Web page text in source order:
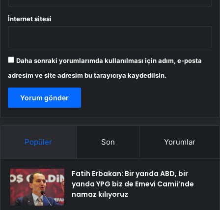
İnternet sitesi
Daha sonraki yorumlarımda kullanılması için adım, e-posta
adresim ve site adresim bu tarayıcıya kaydedilsin.
Popüler Son Yorumlar
Fatih Erbakan: Bir yanda ABD, bir
yanda YPG biz de Emevi Camii’nde
namaz kılıyoruz